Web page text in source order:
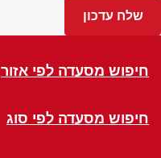
חיפוש מסעדה לפי אזור
חיפוש מסעדה לפי סוג